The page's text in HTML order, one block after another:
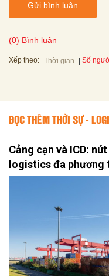
Gửi bình luận
(0) Bình luận
Xếp theo: Thời gian Số
ĐỌC THÊM THỜI SỰ -
Cảng cạn và ICD:
logistics đa phương